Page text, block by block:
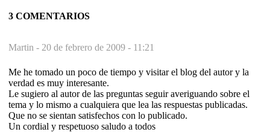
3 COMENTARIOS
Martin - 20 de febrero de 2009 - 11:21
Me he tomado un poco de tiempo y visitar el blog del autor y la
verdad es muy interesante.
Le sugiero al autor de las preguntas seguir averiguando sobre el
tema y lo mismo a cualquiera que lea las respuestas publicadas.
Que no se sientan satisfechos con lo publicado.
Un cordial y respetuoso saludo a todos